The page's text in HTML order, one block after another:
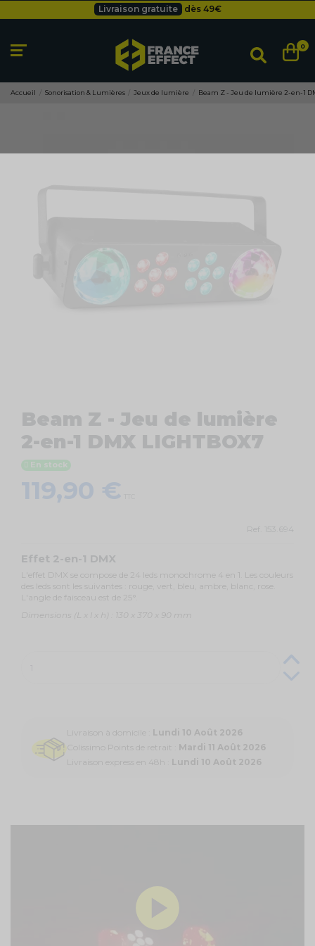
Livraison gratuite dès 49€
Livraison gratuite dès 49 0
Accueil Sonorisation & Lumières Jeux de lumière Beam Z - Jeu de lumière 2-en-1
Beam Z - Jeu de lumière
2-en-1 DMX LIGHTBOX7
En stock
119,90 €
Ref. 153.694
Effet 2-en-1 DMX
L'effet DMX se compose de 24 leds monochrome 4 en 1. Les couleurs
des leds sont les suivantes : rouge, vert, bleu, ambre, blanc, rose.
L'angle de faisceau est de 25°.
Dimensions (L x l x h) : 130 x 370 x 90 mm
Livraison à domicile : Lundi 10 Août 2026
Colissimo Points de retrait : Mardi 11 Août 2026
Livraison express en 48h : Lundi 10 Août 2026